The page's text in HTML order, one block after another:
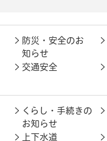
防災・安全のお
知らせ
交通安全
くらし・手続きの
お知らせ
上下水道